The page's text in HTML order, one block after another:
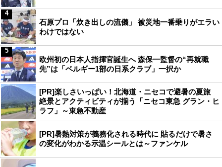
石原プロ「炊き出しの流儀」 被災地一番乗りがエラい
わけではない
4
欧州初の日本人指揮官誕生へ 森保一監督の“再就職
先”は「ベルギー1部の日系クラブ」一択か
5
[PR]楽しさいっぱい！北海道・ニセコで避暑の夏旅
絶景とアクティビティが揃う「ニセコ東急 グラン・ヒ
ラフ」～東急不動産
[PR]暑熱対策が義務化される時代に 貼るだけで暑さ
の変化がわかる示温シールとは～ファンケル